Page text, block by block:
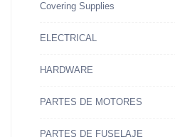
Covering Supplies
ELECTRICAL
HARDWARE
PARTES DE MOTORES
PARTES DE FUSELAJE